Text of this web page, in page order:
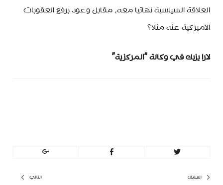
العلاقة السياسية نهائيا معه، مقابل وعود برفع العقوبات
الاميركية عنه مثلا؟
لارا يزبك في وكالة “المركزية”
تصفّح
السابق التالي